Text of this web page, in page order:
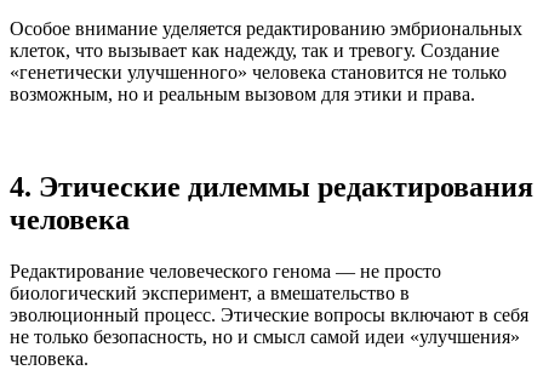
Особое внимание уделяется редактированию эмбриональных
клеток, что вызывает как надежду, так и тревогу. Создание
«генетически улучшенного» человека становится не только
возможным, но и реальным вызовом для этики и права.
4. Этические дилеммы редактирования
человека
Редактирование человеческого генома — не просто
биологический эксперимент, а вмешательство в
эволюционный процесс. Этические вопросы включают в себя
не только безопасность, но и смысл самой идеи «улучшения»
человека.